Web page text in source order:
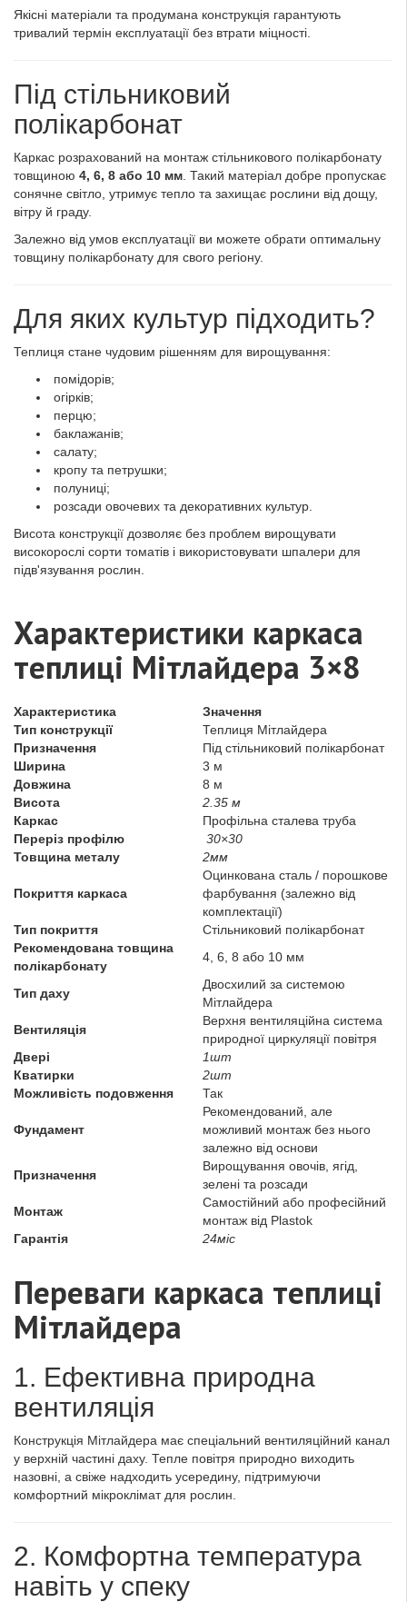
Якісні матеріали та продумана конструкція гарантують
тривалий термін експлуатації без втрати міцності.
Під стільниковий
полікарбонат
Каркас розрахований на монтаж стільникового полікарбонату
товщиною 4, 6, 8 або 10 мм . Такий матеріал добре пропускає
сонячне світло, утримує тепло та захищає рослини від дощу,
вітру й граду.
Залежно від умов експлуатації ви можете обрати оптимальну
товщину полікарбонату для свого регіону.
Для яких культур підходить?
Теплиця стане чудовим рішенням для вирощування:
помідорів;
огірків;
перцю;
баклажанів;
салату;
кропу та петрушки;
полуниці;
розсади овочевих та декоративних культур.
Висота конструкції дозволяє без проблем вирощувати
високорослі сорти томатів і використовувати шпалери для
підв'язування рослин.
Характеристики каркаса
теплиці Мітлайдера 3×8
Характеристика
Значення
Тип конструкції
Теплиця Мітлайдера
Призначення
Під стільниковий полікарбонат
Ширина
3 м
Довжина
8 м
Висота
2.35 м
Каркас
Профільна сталева труба
Переріз профілю
30×30
Товщина металу
2мм
Покриття каркаса
Оцинкована сталь / порошкове
фарбування (залежно від
комплектації)
Тип покриття
Стільниковий полікарбонат
Рекомендована товщина
полікарбонату
4, 6, 8 або 10 мм
Тип даху
Двосхилий за системою
Мітлайдера
Вентиляція
Верхня вентиляційна система
природної циркуляції повітря
Двері
1шт
Кватирки
2шт
Можливість подовження
Так
Фундамент
Рекомендований, але
можливий монтаж без нього
залежно від основи
Призначення
Вирощування овочів, ягід,
зелені та розсади
Монтаж
Самостійний або професійний
монтаж від Plastok
Гарантія
24міс
Переваги каркаса теплиці
Мітлайдера
1. Ефективна природна
вентиляція
Конструкція Мітлайдера має спеціальний вентиляційний канал
у верхній частині даху. Тепле повітря природно виходить
назовні, а свіже надходить усередину, підтримуючи
комфортний мікроклімат для рослин.
2. Комфортна температура
навіть у спеку